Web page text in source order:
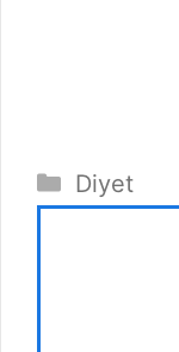
Diyet